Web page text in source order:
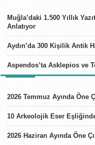
Muğla’daki 1.500 Yıllık
Anlatıyor
Aydın’da 300 Kişilik Antik
Aspendos’ta Asklepios ve
2026 Temmuz Ayında Öne
10 Arkeolojik Eser
2026 Haziran Ayında Öne